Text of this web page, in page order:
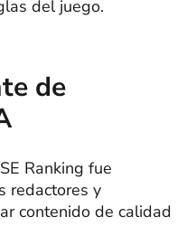
del juego.
de
Ranking fue
redactores y
contenido de calidad